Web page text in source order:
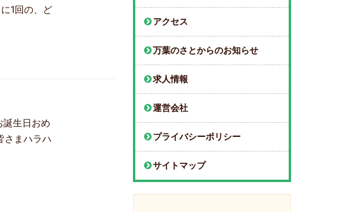
1回の、ど
生日おめ
さまハラハ
アクセス
万葉のさとからのお知らせ
求人情報
運営会社
プライバシーポリシー
サイトマップ